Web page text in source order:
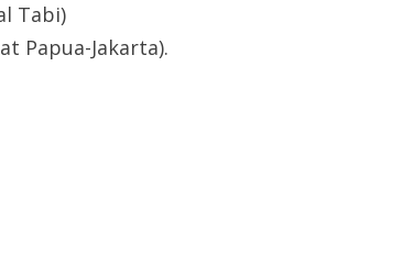
Tabi)
Papua-Jakarta).